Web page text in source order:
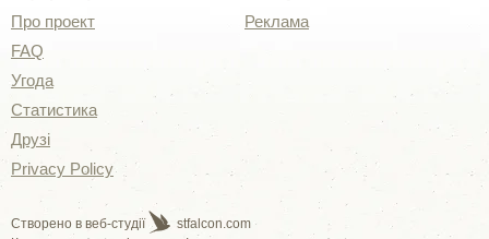
Про проект
FAQ
Угода
Статистика
Друзі
Privacy Policy
Реклама
Створено в веб-студії
stfalcon.com